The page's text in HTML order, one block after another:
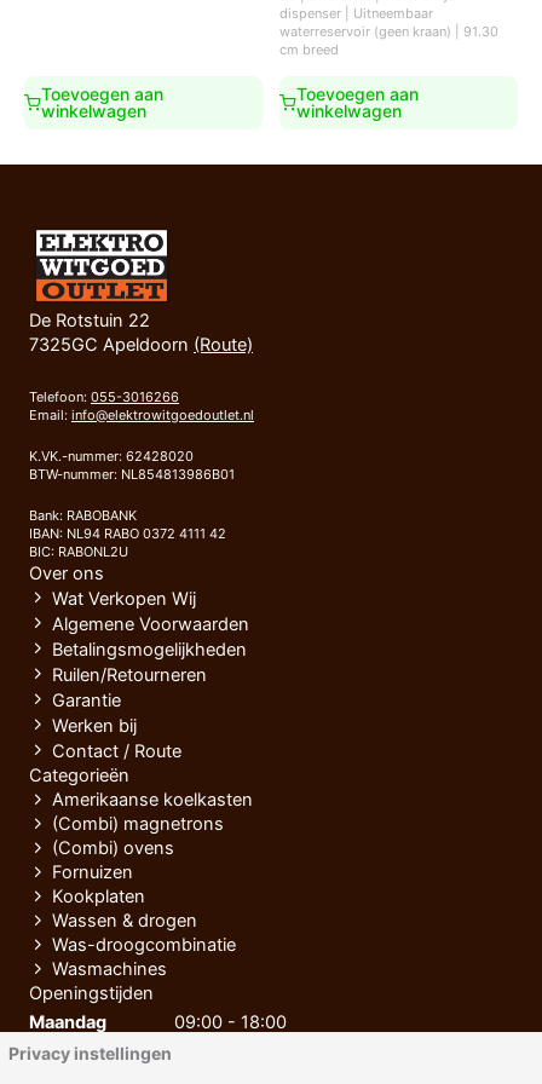
Toevoegen aan
winkelwagen
was:
€1.799,00.
is:
€1.499,00.
dispenser | Uitneembaar
waterreservoir (geen kraan) | 91.30
cm breed
Toevoegen aan
winkelwagen
De Rotstuin 22
7325GC Apeldoorn (Route)
Telefoon: 055-3016266
Email: info@elektrowitgoedoutlet.nl
K.VK.-nummer: 62428020
BTW-nummer: NL854813986B01
Bank: RABOBANK
IBAN: NL94 RABO 0372 4111 42
BIC: RABONL2U
Over ons
Wat Verkopen Wij
Algemene Voorwaarden
Betalingsmogelijkheden
Ruilen/Retourneren
Garantie
Werken bij
Contact / Route
Categorieën
Amerikaanse koelkasten
(Combi) magnetrons
(Combi) ovens
Fornuizen
Kookplaten
Wassen & drogen
Was-droogcombinatie
Wasmachines
Openingstijden
Maandag
09:00 - 18:00
Dinsdag
Privacy instellingen